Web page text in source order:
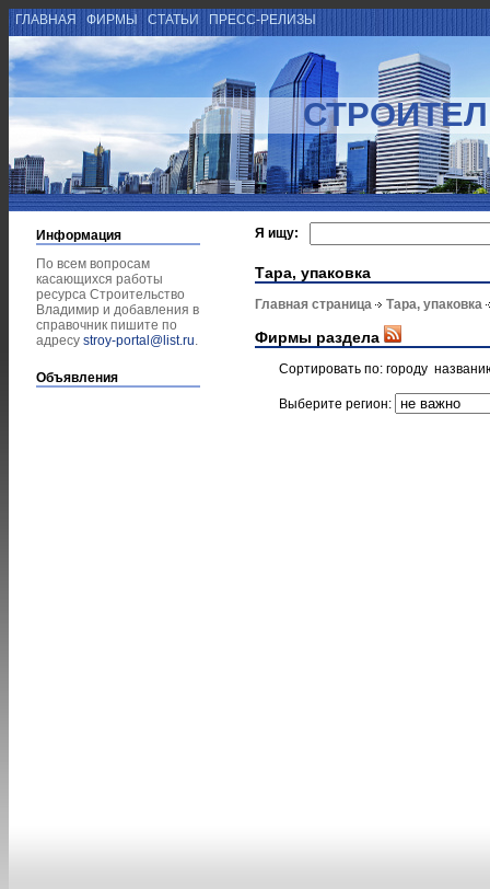
ГЛАВНАЯ ФИРМЫ СТАТЬИ ПРЕСС-РЕЛИЗЫ
Информация
По всем вопросам
касающихся работы
ресурса Строительство
Владимир и добавления в
справочник пишите по
адресу stroy-portal@list.ru.
Объявления
Я ищу:
Тара, упаковка
Главная страница Тара, упаковка
Фирмы раздела
Сортировать по: городу
Выберите регион: